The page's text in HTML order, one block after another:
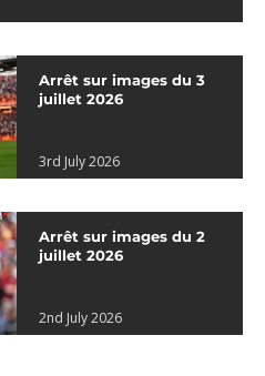
Arrêt sur images du 3
juillet 2026
3rd July 2026
Arrêt sur images du 2
juillet 2026
2nd July 2026